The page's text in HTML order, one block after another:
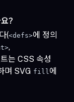
?
(<defs>에 정의
,
는 CSS 속성
며 SVG fill에